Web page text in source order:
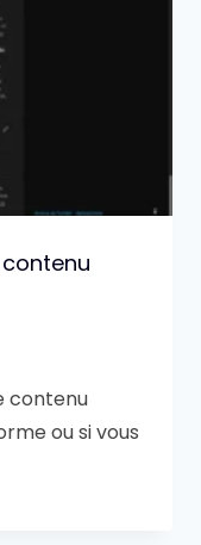
contenu
ou si vous